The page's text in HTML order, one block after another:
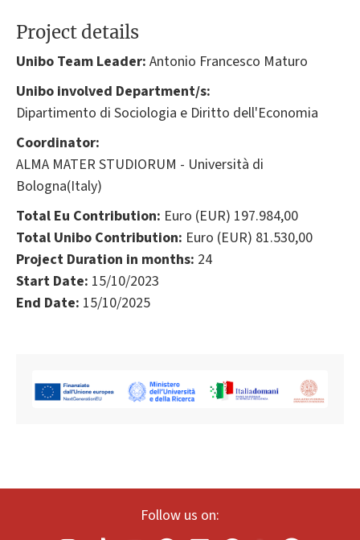
Project details
Unibo Team Leader: Antonio Francesco Maturo
Unibo involved Department/s:
Dipartimento di Sociologia e Diritto dell'Economia
Coordinator:
ALMA MATER STUDIORUM - Università di
Bologna(Italy)
Total Eu Contribution: Euro (EUR) 197.984,00
Total Unibo Contribution: Euro (EUR) 81.530,00
Project Duration in months: 24
Start Date: 15/10/2023
End Date: 15/10/2025
Follow us on: